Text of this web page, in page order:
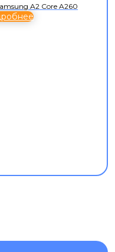
A2 Core A260